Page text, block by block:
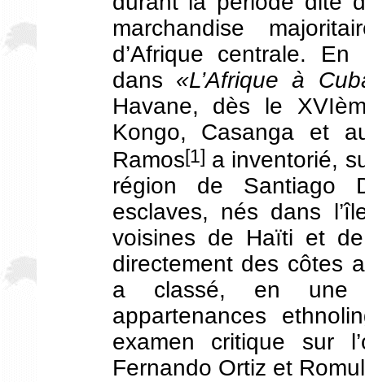
marchandise
d’Afrique centrale.
dans «L’Afrique à
Havane, dès le
Kongo, Casanga et
Ramos[1] a inventorié,
région de Santiago
esclaves, nés dans
voisines de Haïti et
directement des côtes
a classé, en une
appartenances
examen critique sur
Fernando Ortiz et